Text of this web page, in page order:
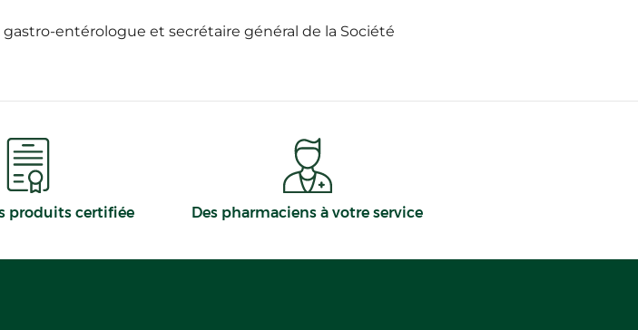
entérologue et secrétaire général de la Société
produits certifiée Des pharmaciens à votre service